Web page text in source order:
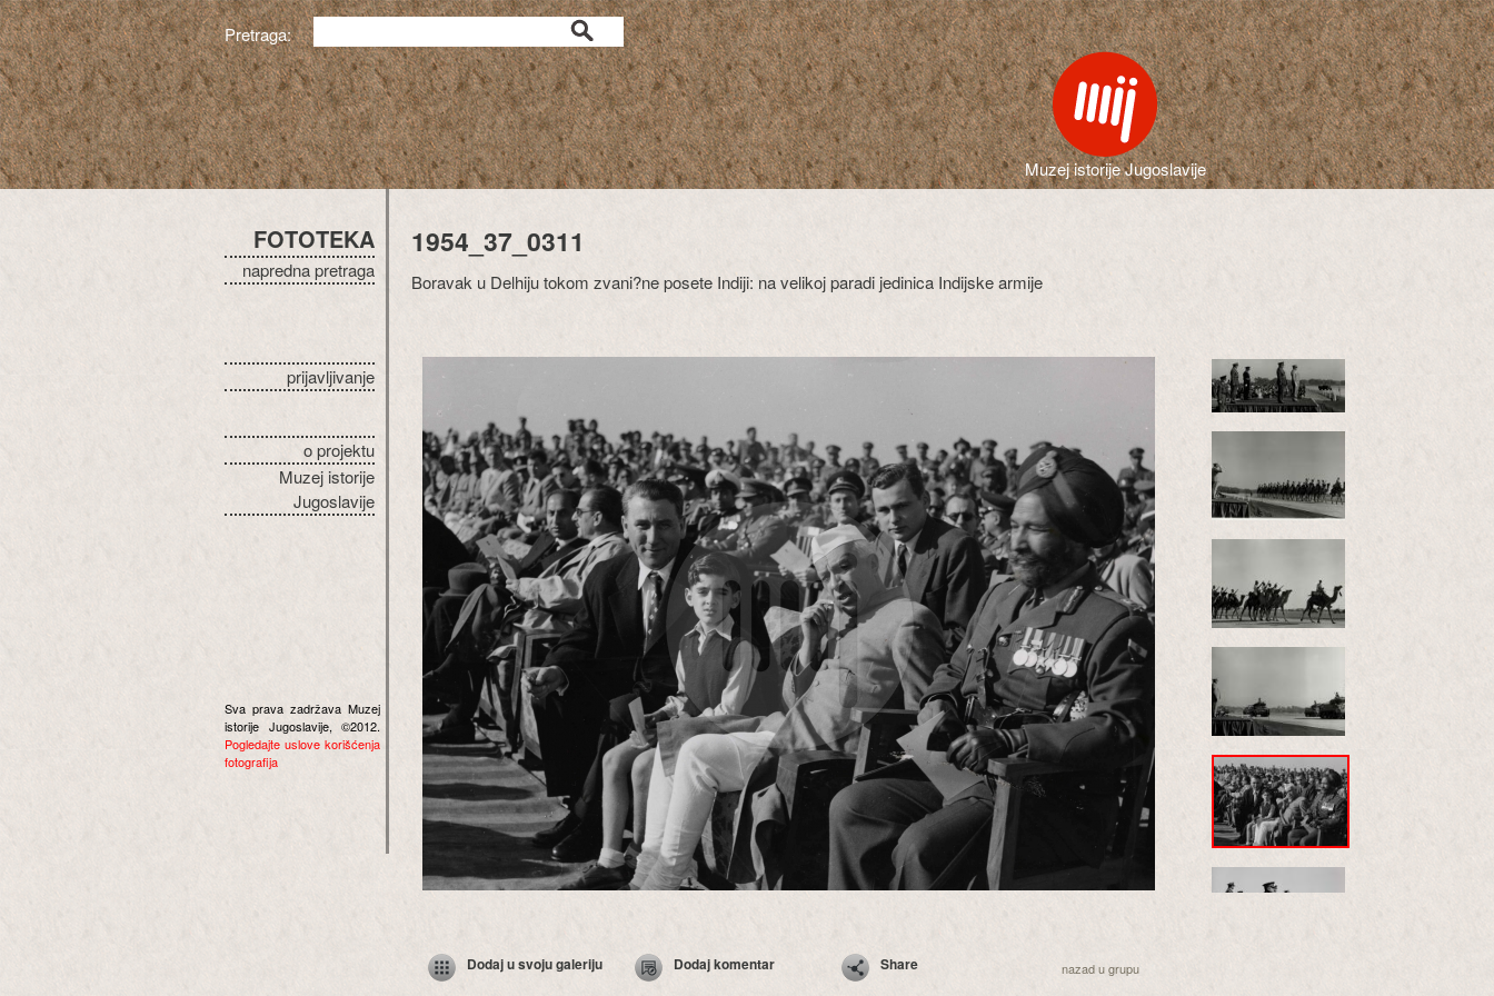
Pretraga:
Muzej istorije Jugoslavije
FOTOTEKA
napredna pretraga
prijavljivanje
o projektu
Muzej istorije
Jugoslavije
Sva prava zadržava Muzej
istorije Jugoslavije, ©2012.
Pogledajte uslove korišćenja
fotografija
1954_37_0311
Boravak u Delhiju tokom zvani?ne posete Indiji: na velikoj paradi jedinica Indijske armije
Dodaj u svoju galeriju Dodaj komentar Share nazad u grupu